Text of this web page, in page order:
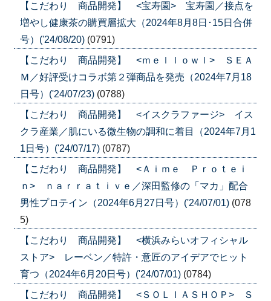
【こだわり 商品開発】 <宝寿園> 宝寿園／接点を
増やし健康茶の購買層拡大（2024年8月8日･15日合併
号）('24/08/20) (0791)
【こだわり 商品開発】 <ｍｅｌｌｏｗｌ> ＳＥＡ
Ｍ／好評受けコラボ第２弾商品を発売（2024年7月18
日号）('24/07/23) (0788)
【こだわり 商品開発】 <イスクラファージ> イス
クラ産業／肌にいる微生物の調和に着目（2024年7月1
1日号）('24/07/17) (0787)
【こだわり 商品開発】 <Ａｉｍｅ Ｐｒｏｔｅｉ
ｎ> ｎａｒｒａｔｉｖｅ／深田監修の「マカ」配合
男性プロテイン（2024年6月27日号）('24/07/01) (078
5)
【こだわり 商品開発】 <横浜みらいオフィシャル
ストア> レーベン／特許・意匠のアイデアでヒット
育つ（2024年6月20日号）('24/07/01) (0784)
【こだわり 商品開発】 <ＳＯＬＩＡＳＨＯＰ> Ｓ